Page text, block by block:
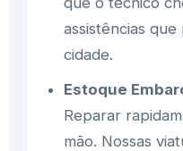
assistências
cidade.
Estoque
Reparar
mão. Nossas